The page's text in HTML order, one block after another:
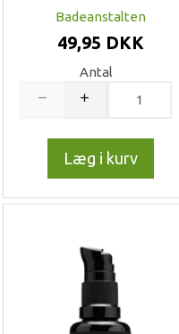
Badeanstalten
49,95 DKK
Antal
Læg i kurv